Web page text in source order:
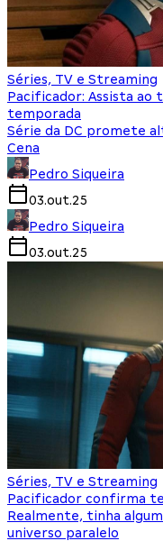
Séries, TV e Streaming
Pacificador: Assista ao
temporada
Série da DC promete
Cena
Pedro Siqueira
03.out.25
Pedro Siqueira
03.out.25
Séries, TV e Streaming
Pacificador confirma
Realmente, tinha
universo paralelo